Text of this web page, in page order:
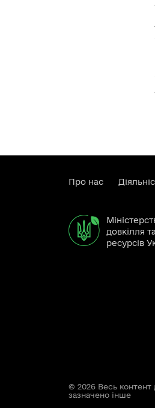
Про нас
довкілля
ресурсів
© 2026 Весь
зазначено інше